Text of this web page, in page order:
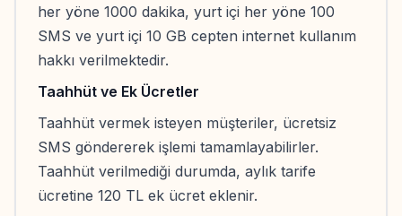
her yöne 1000 dakika, yurt içi her yöne 100
SMS ve yurt içi 10 GB cepten internet kullanım
hakkı verilmektedir.
Taahhüt ve Ek Ücretler
Taahhüt vermek isteyen müşteriler, ücretsiz
SMS göndererek işlemi tamamlayabilirler.
Taahhüt verilmediği durumda, aylık tarife
ücretine 120 TL ek ücret eklenir.